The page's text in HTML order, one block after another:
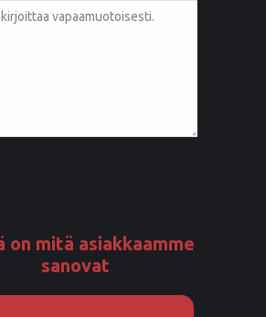
on mitä asiakkaamme
sanovat